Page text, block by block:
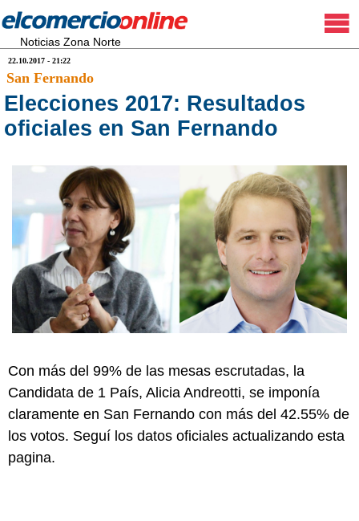
Noticias Zona Norte
22.10.2017 - 21:22
San Fernando
Elecciones 2017: Resultados
oficiales en San Fernando
Con más del 99% de las mesas escrutadas, la
Candidata de 1 País, Alicia Andreotti, se imponía
claramente en San Fernando con más del 42.55% de
los votos. Seguí los datos oficiales actualizando esta
pagina.